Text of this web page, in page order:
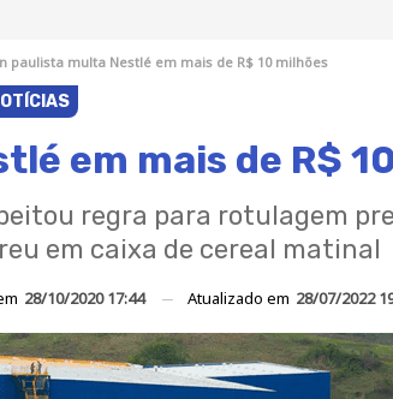
paulista multa Nestlé em mais de R$ 10 milhões
em mais de R$
regra para rotulagem
em caixa de cereal matinal
28/10/2020 17:44 Atualizado em 28/07/2022